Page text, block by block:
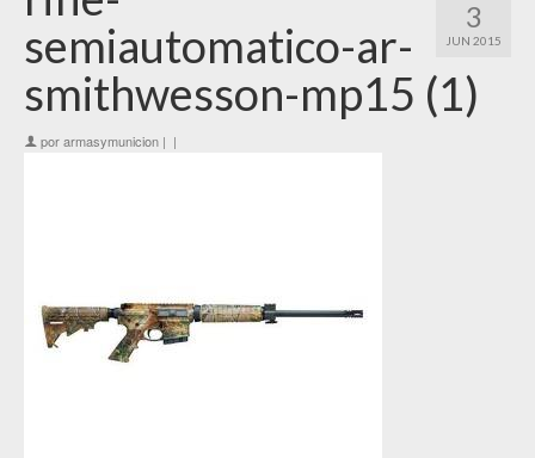
3
JUN 2015
semiautomatico-ar-
smithwesson-mp15 (1)
porarmasymunicion | |